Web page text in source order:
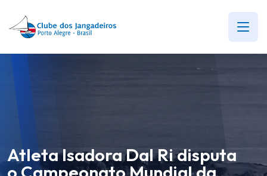
Atleta Isadora Dal Ri disputa